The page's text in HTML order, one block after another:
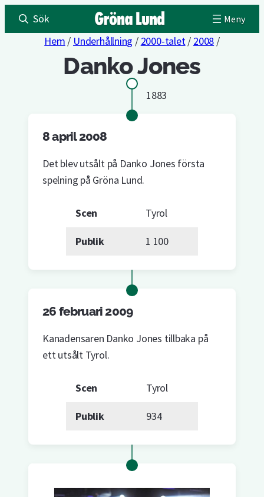
Sök
Hem / Underhållning / 2000-talet/ 2008 /
Danko Jones
1883
8 april 2008
Det blev utsålt på Danko Jones första
spelning på Gröna Lund.
Scen Tyrol
Publik 1 100
26 februari 2009
Kanadensaren Danko Jones tillbaka på
ett utsålt Tyrol.
Scen Tyrol
Publik 934